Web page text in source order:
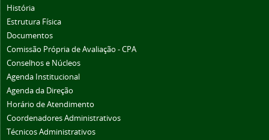
História
Estrutura Física
Documentos
Comissão Própria de Avaliação - CPA
Conselhos e Núcleos
Agenda Institucional
Agenda da Direção
Horário de Atendimento
Coordenadores Administrativos
Técnicos Administrativos